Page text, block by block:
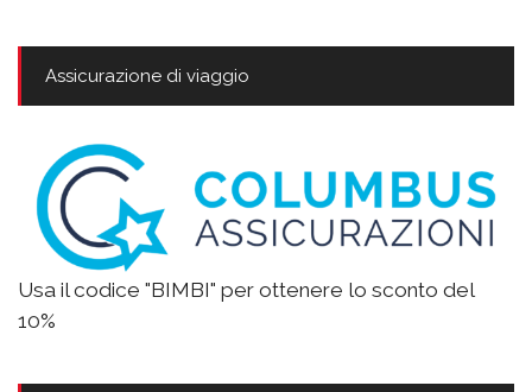
Assicurazione di viaggio
Usa il codice "BIMBI" per ottenere lo sconto del
10%